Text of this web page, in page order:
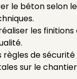
le béton selon
les finitions
de
sur le